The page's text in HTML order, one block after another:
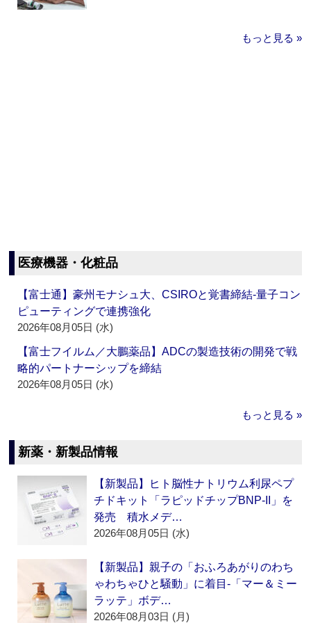
もっと見る »
医療機器・化粧品
【富士通】豪州モナシュ大、CSIROと覚書締結‐量子コン
ピューティングで連携強化
2026年08月05日 (水)
【富士フイルム／大鵬薬品】ADCの製造技術の開発で戦
略的パートナーシップを締結
2026年08月05日 (水)
もっと見る »
新薬・新製品情報
【新製品】ヒト脳性ナトリウム利尿ペプ
チドキット「ラピッドチップBNP-II」を
発売 積水メデ…
2026年08月05日 (水)
【新製品】親子の「おふろあがりのわち
ゃわちゃひと騒動」に着目‐「マー＆ミー
ラッテ」ボデ…
2026年08月03日 (月)